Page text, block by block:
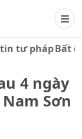
tư phápBất
4 ngày
Sơn